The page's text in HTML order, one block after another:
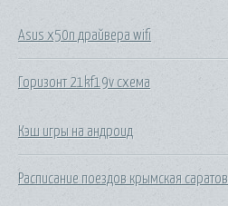
Asus x50n драйвера wifi
Горизонт 21kf19v схема
Кэш игры на андроид
Расписание поездов крымская саратов